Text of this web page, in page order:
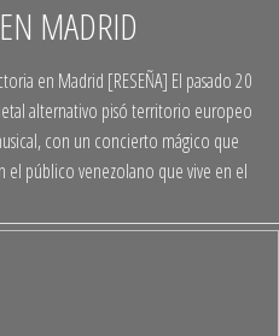
MADRID
en Madrid [RESEÑA] El pasado 20
alternativo pisó territorio europeo
con un concierto mágico que
público venezolano que vive en el